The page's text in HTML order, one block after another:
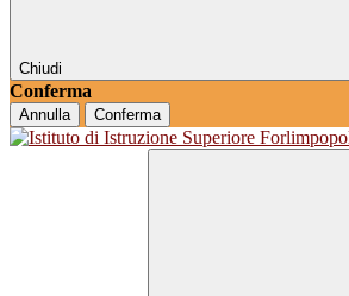
Chiudi
Conferma
Annulla Conferma